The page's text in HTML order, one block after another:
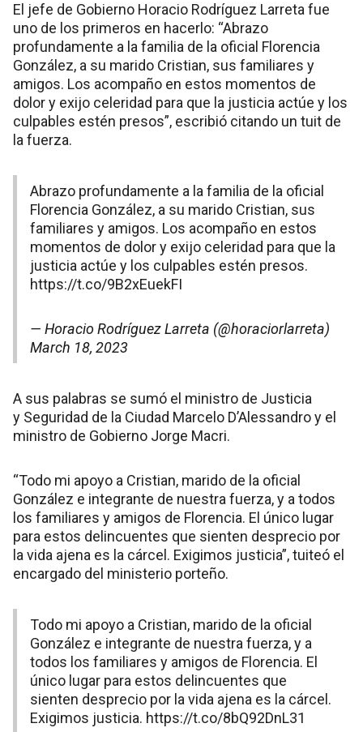
El jefe de Gobierno Horacio Rodríguez Larreta fue
uno de los primeros en hacerlo: “Abrazo
profundamente a la familia de la oficial Florencia
González, a su marido Cristian, sus familiares y
amigos. Los acompaño en estos momentos de
dolor y exijo celeridad para que la justicia actúe y los
culpables estén presos”, escribió citando un tuit de
la fuerza.
Abrazo profundamente a la familia de la oficial
Florencia González, a su marido Cristian, sus
familiares y amigos. Los acompaño en estos
momentos de dolor y exijo celeridad para que la
justicia actúe y los culpables estén presos.
https://t.co/9B2xEuekFI
— Horacio Rodríguez Larreta (@horaciorlarreta)
March 18, 2023
A sus palabras se sumó el ministro de Justicia
y Seguridad de la Ciudad Marcelo D’Alessandro y el
ministro de Gobierno Jorge Macri.
“Todo mi apoyo a Cristian, marido de la oficial
González e integrante de nuestra fuerza, y a todos
los familiares y amigos de Florencia. El único lugar
para estos delincuentes que sienten desprecio por
la vida ajena es la cárcel. Exigimos justicia”, tuiteó el
encargado del ministerio porteño.
Todo mi apoyo a Cristian, marido de la oficial
González e integrante de nuestra fuerza, y a
todos los familiares y amigos de Florencia. El
único lugar para estos delincuentes que
sienten desprecio por la vida ajena es la cárcel.
Exigimos justicia. https://t.co/8bQ92DnL31